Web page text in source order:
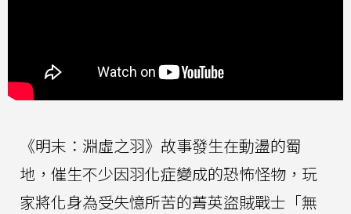
《明末：淵虛之羽》故事發生在動盪的蜀
地，催生不少因羽化症變成的恐怖怪物，玩
家將化身為受失憶所苦的菁英盜賊戰士「無